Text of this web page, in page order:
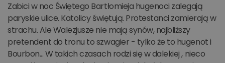
Zabici w noc Świętego Bartłomieja hugenoci zalegają
paryskie ulice. Katolicy świętują. Protestanci zamierają w
strachu. Ale Walezjusze nie mają synów, najbliższy
pretendent do tronu to szwagier - tylko że to hugenot i
Bourbon... W takich czasach rodzi się w dalekiej , nieco